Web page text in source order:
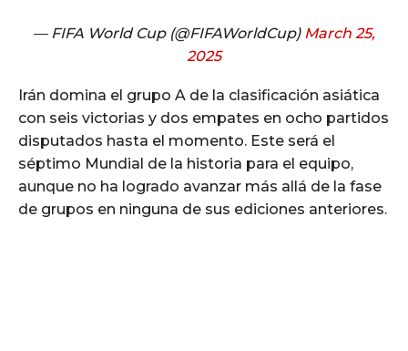
— FIFA World Cup (@FIFAWorldCup) March 25,
2025
Irán domina el grupo A de la clasificación asiática
con seis victorias y dos empates en ocho partidos
disputados hasta el momento. Este será el
séptimo Mundial de la historia para el equipo,
aunque no ha logrado avanzar más allá de la fase
de grupos en ninguna de sus ediciones anteriores.